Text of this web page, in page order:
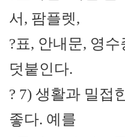
서, 팜플렛,
?표, 안내문, 영
덧붙인다.
? 7) 생활과 밀접
좋다. 예를